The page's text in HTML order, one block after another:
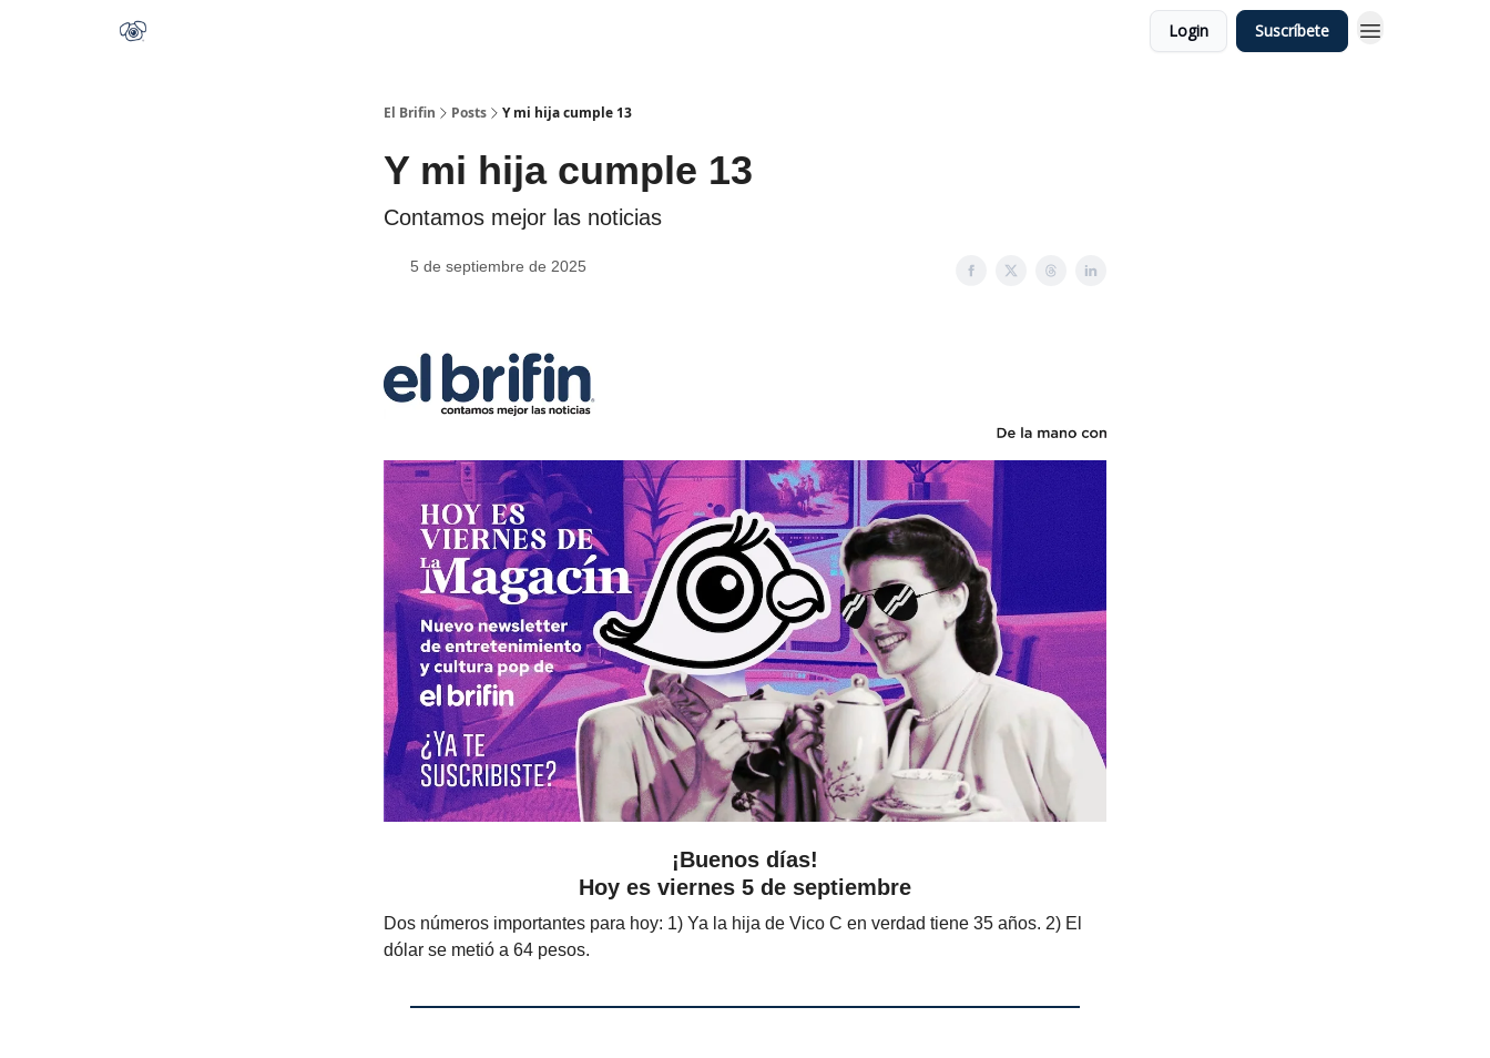
Login Suscríbete
El Brifin Posts Y mi hija cumple 13
Y mi hija cumple 13
Contamos mejor las noticias
5 de septiembre de 2025
¡Buenos días!
Hoy es viernes 5 de septiembre
Dos números importantes para hoy: 1) Ya la hija de Vico C en verdad tiene 35 años. 2) El
dólar se metió a 64 pesos.